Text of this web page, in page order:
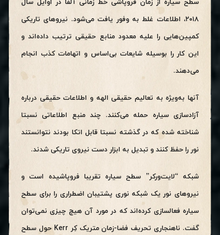
سطح سیاره از زمان فروپاشی خط زمانی آلفا در اوایل سال
۲۰۱۸، اطلاعات غلط به وفور یافت می‌شود. نیروهای تاریکی
کمپین‌هایی را علیه معدود منابع حقیقی ترتیب داده‌اند و
این کار را بوسیله شایعات بی‌اساس و اتهامات کذب انجام
می‌دهند.
آنها به‌ویژه به تعالیم حقیقی الهه و اطلاعات حقیقی درباره
آزادسازی سیاره حمله می‌کنند. چند منبع اطلاعاتی نسبتا
شناخته شده که در گذشته نسبتا قابل اتکا بودند نتوانستند
نور را حفظ کنند و تبدیل به ابزار دست نیروی تاریکی شدند.
شبکه “لایت‌ورکر” سطح سیاره تقریبا فروپاشیده است و
نیروهای نور یک شبکه نوری پشتیبان اضطراری را برای سطح
سیاره فعالسازی کرده‌اند که در مورد آن هیچ چیزی نمی‌توان
گفت. ناهنجاری تحریف فضا-زمان متریک کِر Kerr حول سطح